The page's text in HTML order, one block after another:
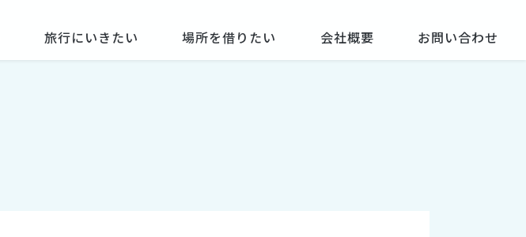
旅行にいきたい 場所を借りたい 会社概要 お問い合わせ